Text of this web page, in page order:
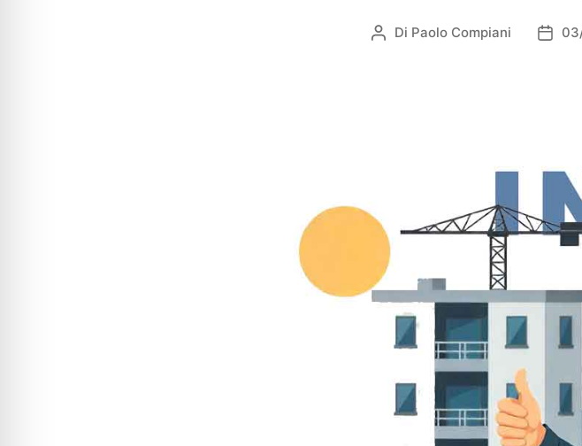
Di Paolo Compiani